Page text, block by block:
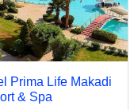
Prima Life Makadi
& Spa